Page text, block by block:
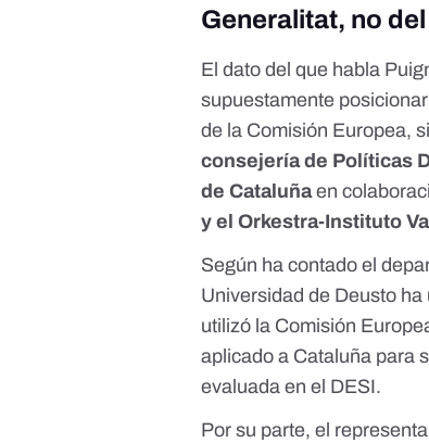
Generalitat, no
El dato del que habla
supuestamente
de la Comisión Europea,
consejería de Políticas
de Cataluñaen
y el Orkestra-Instituto
Según ha contado el
Universidad de Deusto
utilizó la Comisión
aplicado a Cataluña para
evaluada en el DESI.
Por su parte, el